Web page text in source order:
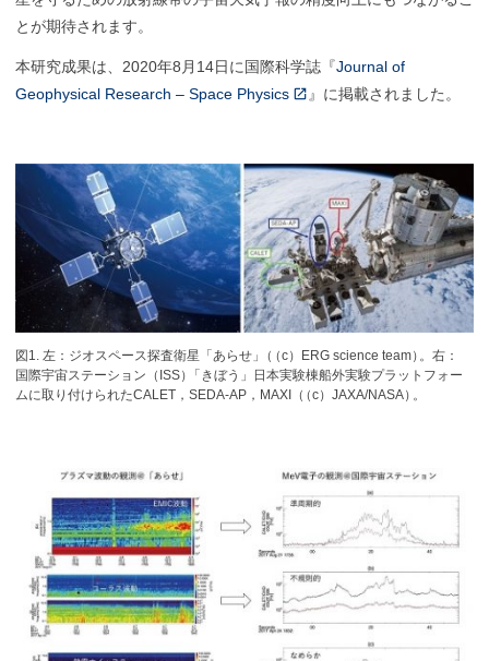
とが期待されます。
本研究成果は、2020年8月14日に国際科学誌『Journal of
Geophysical Research – Space Physics
』に掲載されました。
図1. 左：ジオスペース探査衛星「あらせ 」 （（c）ERG science team） 。右：
国際宇宙ステーション（ISS）
「きぼう」日本実験棟船外実験プラットフォー
ムに取り付けられたCALET，SEDA-AP，MAXI
（（c）JAXA/NASA） 。